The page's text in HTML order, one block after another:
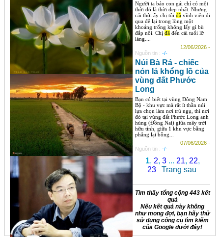
Người ta bảo con gái chỉ có một
thời đó là thời đẹp nhất. Nhưng
cái thời ấy chị tôi đãvĩnh viễn đi
qua để lại trong lòng một
khoảng trống không lấy gì bù
đắp nổi. Chị đãđến cái tuổi lỡ
làng....
12/06/2026 -
Nguồn tin : -/-
Núi Bà Rá - chiếc
nón lá khổng lồ của
vùng đất Phước
Long
Bạn có biết tại vùng Đông Nam
Bộ - khu vực mà rất ít thần núi
lựa chọn làm nơi trú ngụ, thì nơi
đó tại vùng đất Phước Long anh
hùng (Đồng Nai) giữa mây trời
hữu tình, giữa 1 khu vực bằng
phẳng lại bỗng...
07/06/2026 -
Nguồn tin : -/-
1, 2, 3... 21, 22,
23
Trang sau
Tìm thấy tổng cộng 443 kết
quả
Nếu kết quả này không
như mong đợi, bạn hãy thử
sử dụng công cụ tìm kiếm
của Google dưới đây!